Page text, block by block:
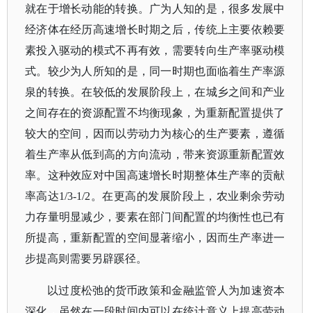
就在于增长动能的转换。广为人知的是，很多发展中
经济体在经历高速增长时期之后，传统上主要依赖要
素投入驱动的模式不再有效，需要转向生产率驱动模
式。较少为人所知的是，同一时期也面临着生产率源
泉的转换。在较低的发展阶段上，在城乡之间和产业
之间存在的资源配置不均衡现象，为重新配置提供了
较大的空间，因而以劳动力为核心的生产要素，遵循
着生产率从低到高的方向流动，带来资源重新配置效
率。这种效应对中国高速增长时期整体生产率的贡献
率高达1/3-1/2。在更高的发展阶段上，农业剩余劳动
力存量明显减少，要素在部门间配置的均衡性也已有
所提高，重新配置的空间显著缩小，因而生产率进一
步提高则需要另辟蹊径。
以过度松弛的货币政策和金融监管人为加速资本